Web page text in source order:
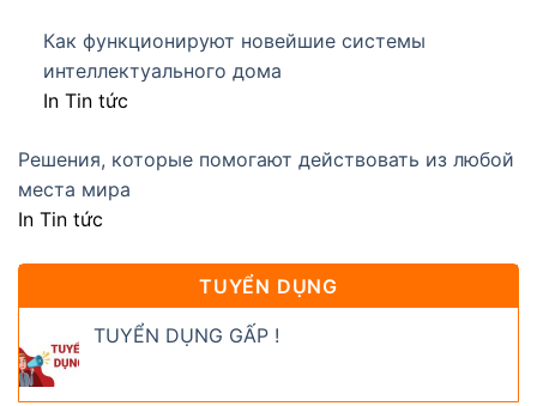
Как функционируют новейшие системы
интеллектуального дома
In Tin tức
Решения, которые помогают действовать из любой
места мира
In Tin tức
TUYỂN DỤNG
TUYỂN DỤNG GẤP !